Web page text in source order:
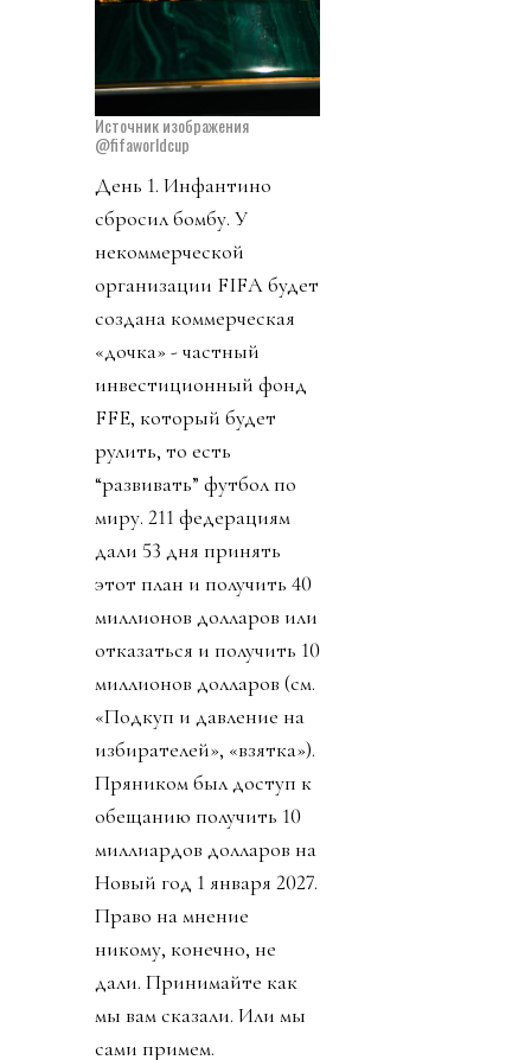
Источник изображения
@fifaworldcup
День 1. Инфантино
сбросил бомбу. У
некоммерческой
организации FIFA будет
создана коммерческая
«дочка» - частный
инвестиционный фонд
FFE, который будет
рулить, то есть
“развивать” футбол по
миру. 211 федерациям
дали 53 дня принять
этот план и получить 40
миллионов долларов или
отказаться и получить 10
миллионов долларов (см.
«Подкуп и давление на
избирателей», «взятка»).
Пряником был доступ к
обещанию получить 10
миллиардов долларов на
Новый год 1 января 2027.
Право на мнение
никому, конечно, не
дали. Принимайте как
мы вам сказали. Или мы
сами примем.